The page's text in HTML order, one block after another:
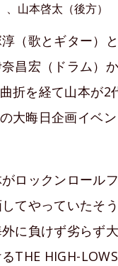
山本啓太（後方）
（歌とギター）
昌宏（ドラム）
折を経て山本が2
大晦日企画イベン
ロックンロール
てやっていたそう
に負けず劣らず
THE HIGH-